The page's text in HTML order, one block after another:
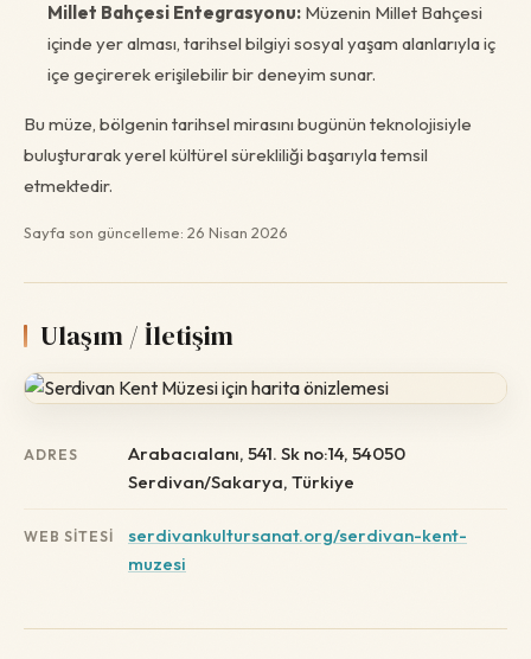
Millet Bahçesi Entegrasyonu: Müzenin Millet Bahçesi
içinde yer alması, tarihsel bilgiyi sosyal yaşam alanlarıyla iç
içe geçirerek erişilebilir bir deneyim sunar.
Bu müze, bölgenin tarihsel mirasını bugünün teknolojisiyle
buluşturarak yerel kültürel sürekliliği başarıyla temsil
etmektedir.
Sayfa son güncelleme: 26 Nisan 2026
Ulaşım / İletişim
ADRES
Arabacıalanı, 541. Sk no:14, 54050
Serdivan/Sakarya, Türkiye
WEB SITESI
serdivankultursanat.org/serdivan-kent-
muzesi